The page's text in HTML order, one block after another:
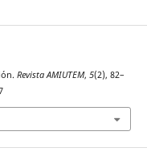
Revista AMIUTEM, 5(2), 82–